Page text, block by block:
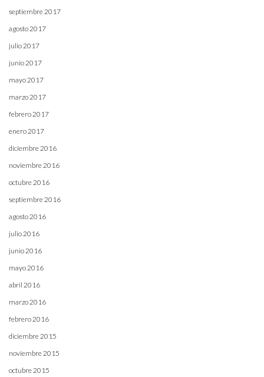
septiembre 2017
agosto 2017
julio 2017
junio 2017
mayo 2017
marzo 2017
febrero 2017
enero 2017
diciembre 2016
noviembre 2016
octubre 2016
septiembre 2016
agosto 2016
julio 2016
junio 2016
mayo 2016
abril 2016
marzo 2016
febrero 2016
diciembre 2015
noviembre 2015
octubre 2015